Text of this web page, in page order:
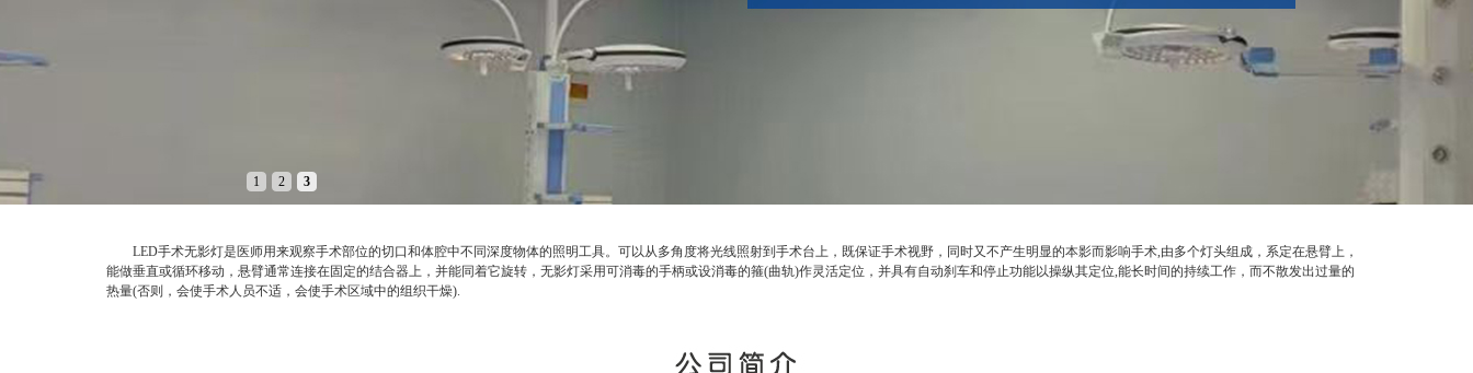
1 2 3
LED手术无影灯是医师用来观察手术部位的切口和体腔中不同深度物体的照明工具。可以从多角度将光线照射到手术台上，既保证手术视野，同时又不产生明显的本影而影响手术,由多个灯头组成，系定在悬臂上，
能做垂直或循环移动，悬臂通常连接在固定的结合器上，并能同着它旋转，无影灯采用可消毒的手柄或设消毒的箍(曲轨)作灵活定位，并具有自动刹车和停止功能以操纵其定位,能长时间的持续工作，而不散发出过量的
热量(否则，会使手术人员不适，会使手术区域中的组织干燥).